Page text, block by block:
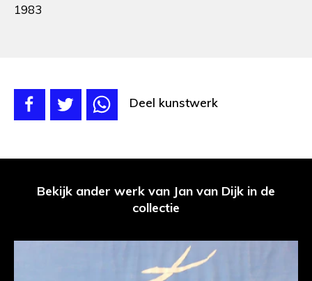
1983
Deel kunstwerk
Bekijk ander werk van Jan van Dijk in de
collectie